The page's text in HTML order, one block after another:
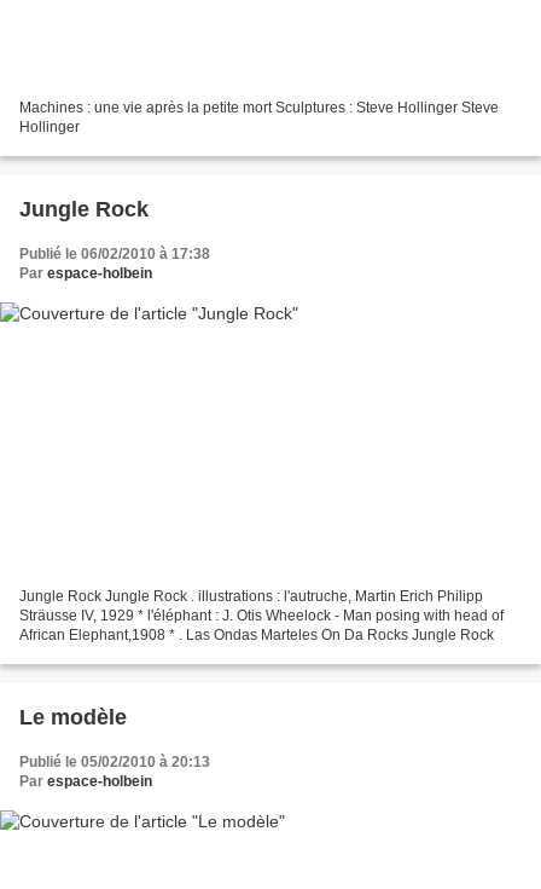
Machines : une vie après la petite mort Sculptures : Steve Hollinger Steve
Hollinger
Jungle Rock
Publié le 06/02/2010 à 17:38
Par espace-holbein
Jungle Rock Jungle Rock . illustrations : l'autruche, Martin Erich Philipp
Sträusse IV, 1929 * l'éléphant : J. Otis Wheelock - Man posing with head of
African Elephant,1908 * . Las Ondas Marteles On Da Rocks Jungle Rock
Le modèle
Publié le 05/02/2010 à 20:13
Par espace-holbein